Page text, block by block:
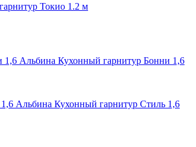
Токио 1.2 м
Альбина Кухонный гарнитур Бонни 1,6
Альбина Кухонный гарнитур Стиль 1,6